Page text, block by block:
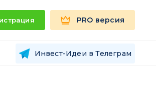
PRO версия
Инвест-Идеи в Телеграм